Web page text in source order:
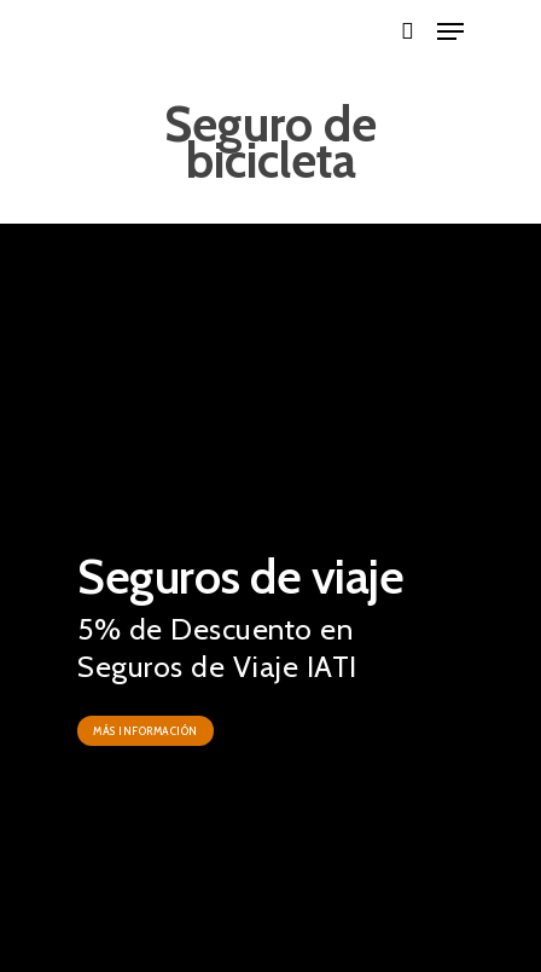
Hit enter to search or ESC to close
Seguro de
bicicleta
Seguros de viaje
5% de Descuento en
Seguros de Viaje IATI
MÁS INFORMACIÓN